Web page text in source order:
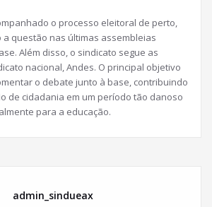
o processo eleitoral de perto,
a questão nas últimas assembleias
Além disso, o sindicato segue as
nacional, Andes. O principal objetivo
o debate junto à base, contribuindo
de cidadania em um período tão danoso
para a educação.
admin_sindueax